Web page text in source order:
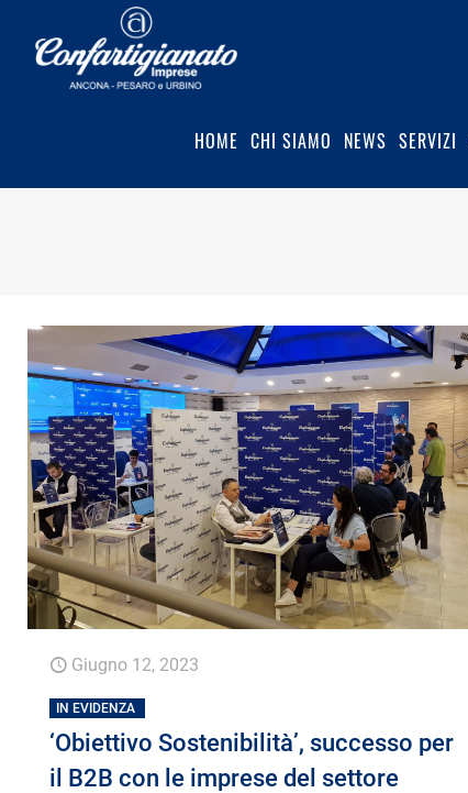
HOME CHI SIAMO NEWS SERVIZI
Giugno 12, 2023
IN EVIDENZA
‘Obiettivo Sostenibilità’, successo per
il B2B con le imprese del settore